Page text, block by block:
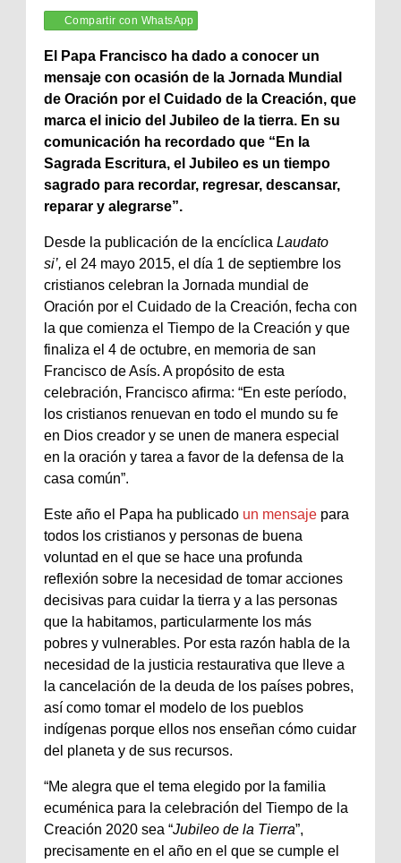
Compartir con WhatsApp
El Papa Francisco ha dado a conocer un
mensaje con ocasión de la Jornada Mundial
de Oración por el Cuidado de la Creación, que
marca el inicio del Jubileo de la tierra. En su
comunicación ha recordado que “En la
Sagrada Escritura, el Jubileo es un tiempo
sagrado para recordar, regresar, descansar,
reparar y alegrarse”.
Desde la publicación de la encíclica Laudato
si’, el 24 mayo 2015, el día 1 de septiembre los
cristianos celebran la Jornada mundial de
Oración por el Cuidado de la Creación, fecha con
la que comienza el Tiempo de la Creación y que
finaliza el 4 de octubre, en memoria de san
Francisco de Asís. A propósito de esta
celebración, Francisco afirma: “En este período,
los cristianos renuevan en todo el mundo su fe
en Dios creador y se unen de manera especial
en la oración y tarea a favor de la defensa de la
casa común”.
Este año el Papa ha publicado un mensaje para
todos los cristianos y personas de buena
voluntad en el que se hace una profunda
reflexión sobre la necesidad de tomar acciones
decisivas para cuidar la tierra y a las personas
que la habitamos, particularmente los más
pobres y vulnerables. Por esta razón habla de la
necesidad de la justicia restaurativa que lleve a
la cancelación de la deuda de los países pobres,
así como tomar el modelo de los pueblos
indígenas porque ellos nos enseñan cómo cuidar
del planeta y de sus recursos.
“Me alegra que el tema elegido por la familia
ecuménica para la celebración del Tiempo de la
Creación 2020 sea “Jubileo de la Tierra”,
precisamente en el año en el que se cumple el